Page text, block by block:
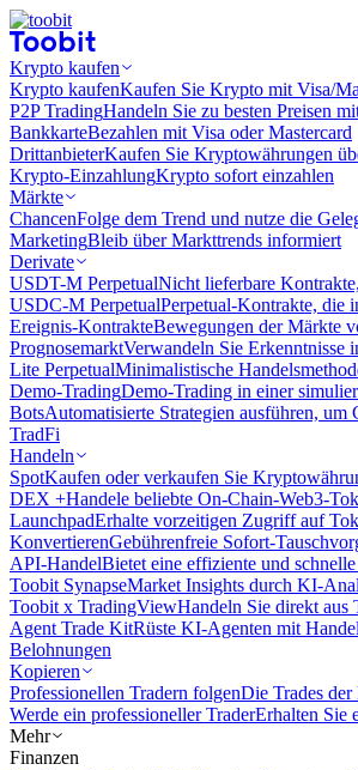
Krypto kaufen
Krypto kaufenKaufen Sie Krypto mit Visa/
P2P TradingHandeln Sie zu besten Preisen
BankkarteBezahlen mit Visa oder Mastercard
DrittanbieterKaufen Sie Kryptowährungen
Krypto-EinzahlungKrypto sofort einzahlen
Märkte
ChancenFolge dem Trend und nutze die
MarketingBleib über Markttrends informiert
Derivate
USDT-M PerpetualNicht lieferbare
USDC-M PerpetualPerpetual-Kontrakte, die
Ereignis-KontrakteBewegungen der Märkte
PrognosemarktVerwandeln Sie Erkenntnisse
Lite PerpetualMinimalistische
Demo-TradingDemo-Trading in einer
BotsAutomatisierte Strategien ausführen,
TradFi
Handeln
SpotKaufen oder verkaufen Sie
DEX +Handele beliebte On-Chain-Web3-
LaunchpadErhalte vorzeitigen Zugriff auf
KonvertierenGebührenfreie Sofort-
API-HandelBietet eine effiziente und
Toobit SynapseMarket Insights durch KI-
Toobit x TradingViewHandeln Sie direkt aus
Agent Trade KitRüste KI-Agenten mit
Belohnungen
Kopieren
Professionellen Tradern folgenDie Trades der
Werde ein professioneller TraderErhalten Sie
Mehr
Finanzen